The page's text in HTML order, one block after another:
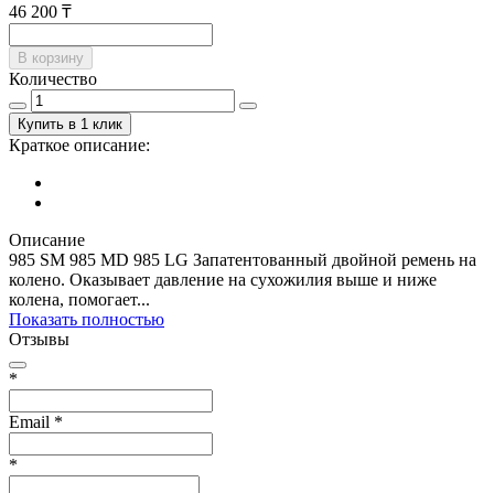
46 200 ₸
В корзину
Количество
Купить в 1 клик
Краткое описание:
Описание
985 SM 985 MD 985 LG Запатентованный двойной ремень на
колено. Оказывает давление на сухожилия выше и ниже
колена, помогает...
Показать полностью
Отзывы
*
Email *
*